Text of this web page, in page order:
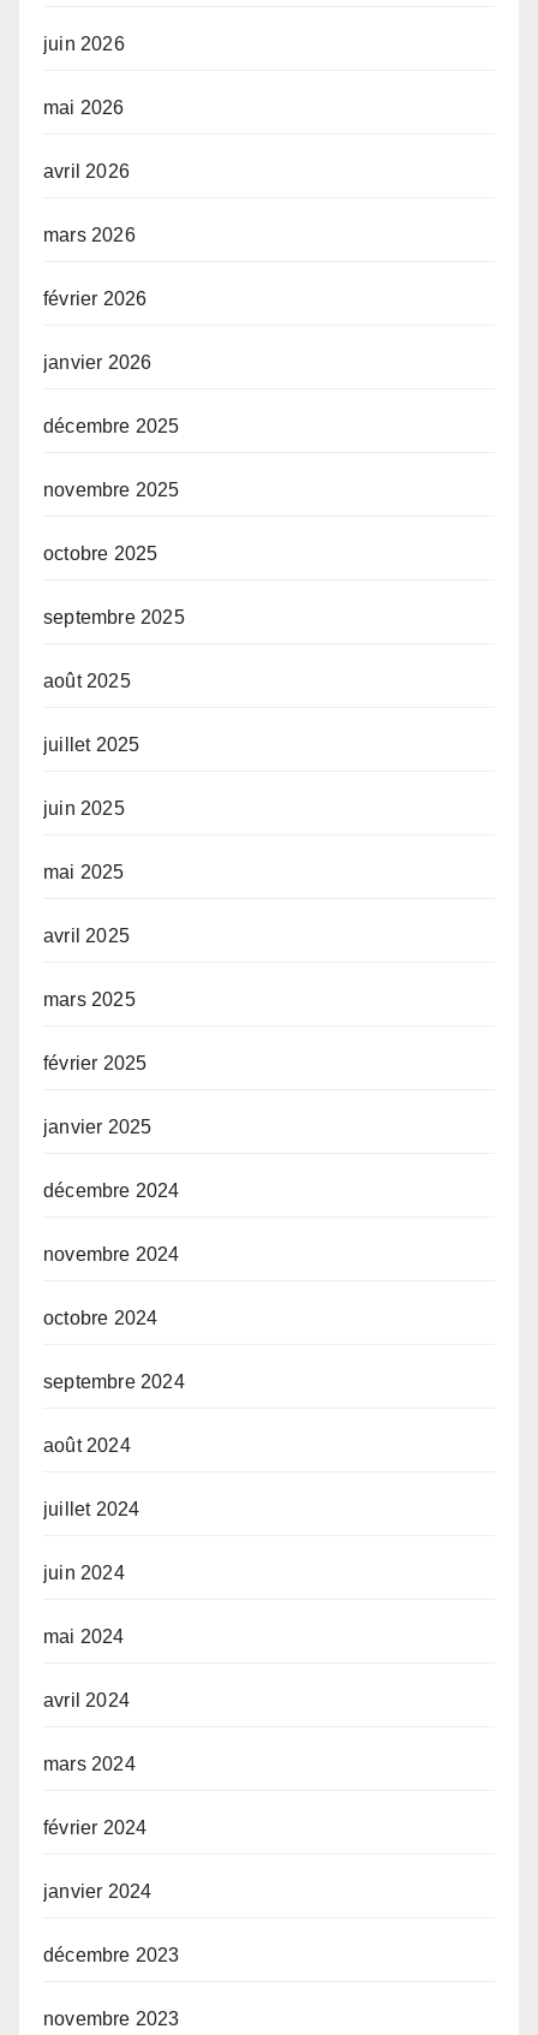
juin 2026
mai 2026
avril 2026
mars 2026
février 2026
janvier 2026
décembre 2025
novembre 2025
octobre 2025
septembre 2025
août 2025
juillet 2025
juin 2025
mai 2025
avril 2025
mars 2025
février 2025
janvier 2025
décembre 2024
novembre 2024
octobre 2024
septembre 2024
août 2024
juillet 2024
juin 2024
mai 2024
avril 2024
mars 2024
février 2024
janvier 2024
décembre 2023
novembre 2023